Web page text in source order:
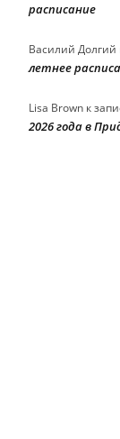
расписание
Василий Долгий
летнее
Lisa Brown к
2026 года в